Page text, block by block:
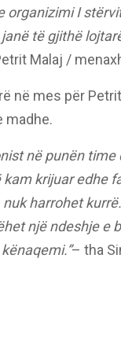
organizimi I
të gjithë
Malaj /
në mes për
madhe.
në punën
krijuar edhe
harrohet
një ndeshje e
– tha